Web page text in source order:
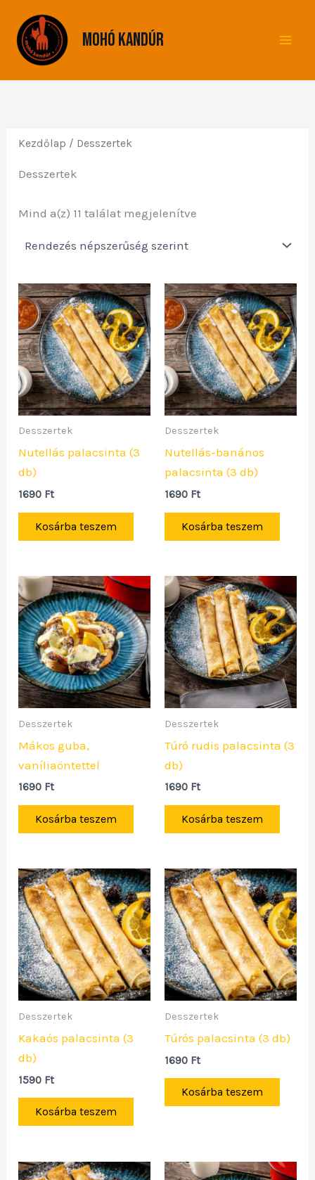
content
Mohó Kandúr
Kezdőlap / Desszertek
Desszertek
Mind a(z) 11 találat megjelenítve
Desszertek
Nutellás palacsinta (3
db)
1690 Ft
Kosárba teszem
Desszertek
Nutellás-banános
palacsinta (3 db)
1690 Ft
Kosárba teszem
Desszertek
Mákos guba,
vaníliaöntettel
1690 Ft
Kosárba teszem
Desszertek
Túró rudis palacsinta (3
db)
1690 Ft
Kosárba teszem
Desszertek
Kakaós palacsinta (3
db)
1590 Ft
Kosárba teszem
Desszertek
Túrós palacsinta (3 db)
1690 Ft
Kosárba teszem